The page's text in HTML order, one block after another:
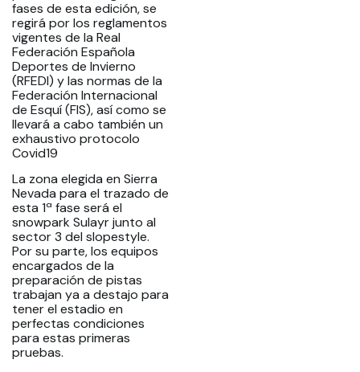
fases de esta edición, se
regirá por los reglamentos
vigentes de la Real
Federación Española
Deportes de Invierno
(RFEDI) y las normas de la
Federación Internacional
de Esquí (FIS), así como se
llevará a cabo también un
exhaustivo protocolo
Covid19
La zona elegida en Sierra
Nevada para el trazado de
esta 1ª fase será el
snowpark Sulayr junto al
sector 3 del slopestyle.
Por su parte, los equipos
encargados de la
preparación de pistas
trabajan ya a destajo para
tener el estadio en
perfectas condiciones
para estas primeras
pruebas.